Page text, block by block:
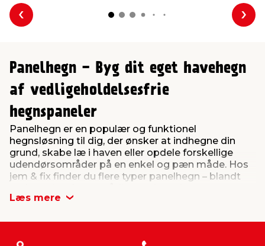
Forrige
Panelhegn - Byg dit eget havehegn
af vedligeholdelsesfrie
hegnspaneler
Panelhegn er en populær og funktionel
hegnsløsning til dig, der ønsker at indhegne din
grund, skabe læ i haven eller opdele forskellige
udendørsområder på en enkel og pæn måde. Hos
jem & fix finder du flere typer panelhegn – blandt
vedligeholde, og glashegn, der kombinerer
du er i gang med et større byggeprojekt eller blot
Læs mere